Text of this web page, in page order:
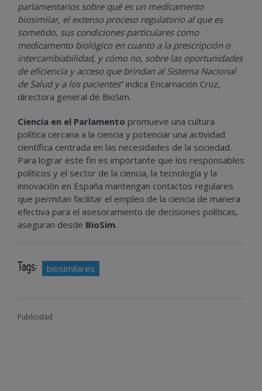
parlamentarios sobre qué es un medicamento
biosimilar, el extenso proceso regulatorio al que es
sometido, sus condiciones particulares como
medicamento biológico en cuanto a la prescripción o
intercambiabilidad, y cómo no, sobre las oportunidades
de eficiencia y acceso que brindan al Sistema Nacional
de Salud y a los pacientes” indica Encarnación Cruz,
directora general de BioSim.
Ciencia en el Parlamento promueve una cultura
política cercana a la ciencia y potenciar una actividad
científica centrada en las necesidades de la sociedad.
Para lograr este fin es importante que los responsables
políticos y el sector de la ciencia, la tecnología y la
innovación en España mantengan contactos regulares
que permitan facilitar el empleo de la ciencia de manera
efectiva para el asesoramiento de decisiones políticas,
aseguran desde BioSim.
Tags: biosimilares
Publicidad